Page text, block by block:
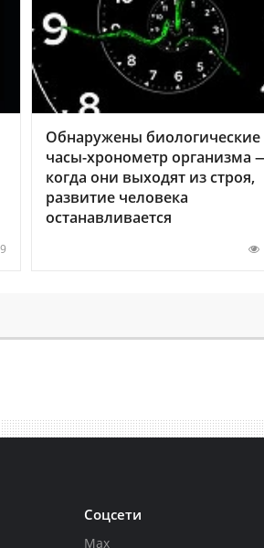
Обнаружены биологические
часы-хронометр организма
когда они выходят из строя,
развитие человека
останавливается
Соцсети
Max